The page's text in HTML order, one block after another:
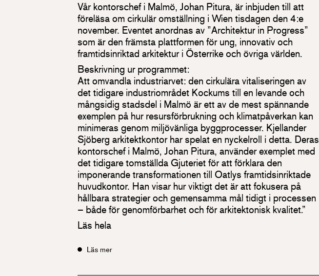
Vår kontorschef i Malmö, Johan Pitura, är inbjuden till att
föreläsa om cirkulär omställning i Wien tisdagen den 4:e
november. Eventet anordnas av ”Architektur in Progress”
som är den främsta plattformen för ung, innovativ och
framtidsinriktad arkitektur i Österrike och övriga världen.
Beskrivning ur programmet:
Att omvandla industriarvet: den cirkulära vitaliseringen av
det tidigare industriområdet Kockums till en levande och
mångsidig stadsdel i Malmö är ett av de mest spännande
exemplen på hur resursförbrukning och klimatpåverkan kan
minimeras genom miljövänliga byggprocesser. Kjellander
Sjöberg arkitektkontor har spelat en nyckelroll i detta. Deras
kontorschef i Malmö, Johan Pitura, använder exemplet med
det tidigare tomställda Gjuteriet för att förklara den
imponerande transformationen till Oatlys framtidsinriktade
huvudkontor. Han visar hur viktigt det är att fokusera på
hållbara strategier och gemensamma mål tidigt i processen
– både för genomförbarhet och för arkitektonisk kvalitet.”
Läs hela
Läs mer